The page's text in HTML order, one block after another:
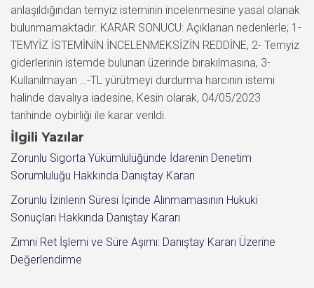
anlaşıldığından temyiz isteminin incelenmesine yasal olanak
bulunmamaktadır. KARAR SONUCU: Açıklanan nedenlerle; 1-
TEMYİZ İSTEMİNİN İNCELENMEKSİZİN REDDİNE, 2- Temyiz
giderlerinin istemde bulunan üzerinde bırakılmasına, 3-
Kullanılmayan …-TL yürütmeyi durdurma harcının istemi
halinde davalıya iadesine, Kesin olarak, 04/05/2023
tarihinde oybirliği ile karar verildi.
İlgili Yazılar
Zorunlu Sigorta Yükümlülüğünde İdarenin Denetim
Sorumluluğu Hakkında Danıştay Kararı
Zorunlu İzinlerin Süresi İçinde Alınmamasının Hukuki
Sonuçları Hakkında Danıştay Kararı
Zımni Ret İşlemi ve Süre Aşımı: Danıştay Kararı Üzerine
Değerlendirme